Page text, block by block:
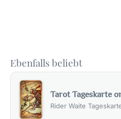
Ebenfalls beliebt
Tarot Tageskarte
Rider Waite